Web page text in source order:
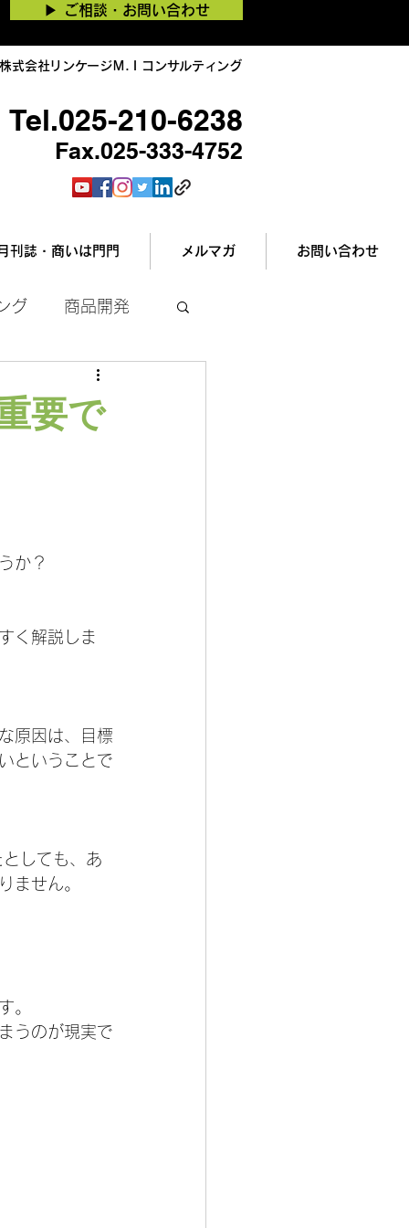
▶︎ ご相談・お問い合わせ
式会社リンケージＭ.Ｉコンサルティング
Tel.025-210-6238
Fax.025-333-4752
刊誌・商いは門門 メルマガ お問い合わせ
グ 商品開発
要で
か？
く解説しま
原因は、目標
ということで
しても、あ
ません。
。
うのが現実で